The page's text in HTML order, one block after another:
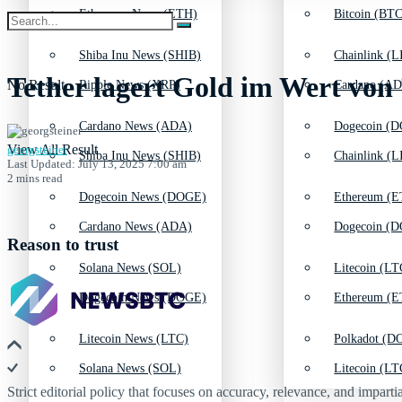
Shiba Inu News (SHIB)
Cardano News (ADA)
Dogecoin News (DOGE)
Solana News (SOL)
Litecoin News (LTC)
Chainlink
Dogecoin
Ethereum
Litecoin
Polkadot
Ethereum News (ETH)
Ripple News (XRP)
Shiba Inu News (SHIB)
Cardano News (ADA)
Dogecoin News (DOGE)
Solana News (SOL)
Bitcoin
Cardano
Chainlink
Dogecoin
Ethereum
Litecoin
No Result
View All Result
Tether lagert Gold im Wert
georgsteiner
Last Updated: July 13, 2025 7:00 am
2 mins read
Reason to trust
Strict editorial policy that focuses on accuracy, relevance, and